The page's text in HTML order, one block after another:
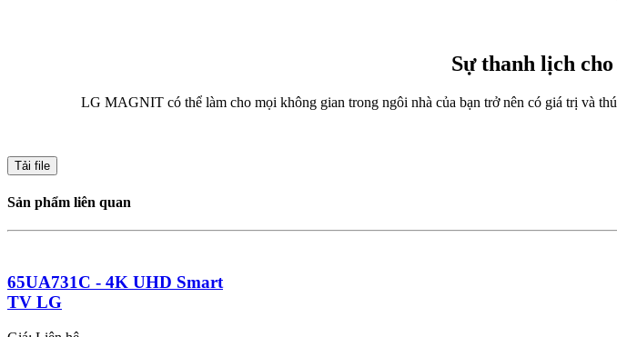
Sự thanh lịch
LG MAGNIT có thể làm cho mọi không gian trong ngôi nhà của bạn trở nên có giá trị và
Tải file
Sản phẩm liên quan
65UA731C - 4K UHD Smart
TV LG